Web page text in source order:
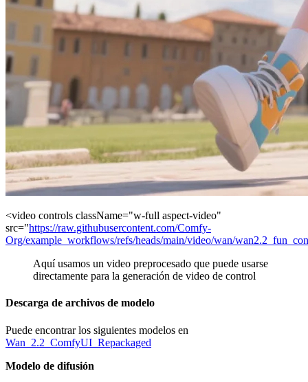
<video controls className="w-full aspect-video"
src="https://raw.githubusercontent.com/Comfy-
Org/example_workflows/refs/heads/main/video/wan/
Aquí usamos un video preprocesado que puede usarse
directamente para la generación de video de control
Descarga de archivos de modelo
Puede encontrar los siguientes modelos en
Wan_2.2_ComfyUI_Repackaged
Modelo de difusión